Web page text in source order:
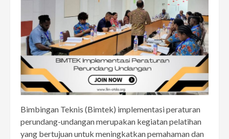
Bimbingan Teknis (Bimtek) implementasi peraturan
perundang-undangan merupakan kegiatan pelatihan
yang bertujuan untuk meningkatkan pemahaman dan